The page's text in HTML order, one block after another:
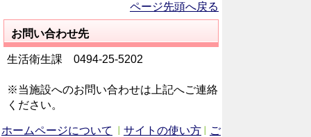
ページ先頭へ戻る
お問い合わせ先
生活衛生課 0494‐25‐5202
※当施設へのお問い合わせは上記へご連絡
ください。
ホームページについて サイトの使い方
ご